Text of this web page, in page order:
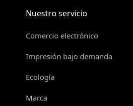
Nuestro servicio
Comercio electrónico
Impresión bajo demanda
Ecología
Marca